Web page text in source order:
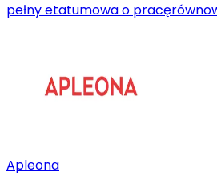
pełny etatumowa o pracę
Apleona